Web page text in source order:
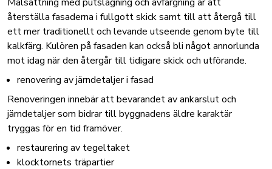
återställa fasaderna i fullgott skick samt till att återgå till
ett mer traditionellt och levande utseende genom byte till
kalkfärg. Kulören på fasaden kan också bli något annorlunda
mot idag när den återgår till tidigare skick och utförande.
renovering av järndetaljer i fasad
Renoveringen innebär att bevarandet av ankarslut och
järndetaljer som bidrar till byggnadens äldre karaktär
tryggas för en tid framöver.
restaurering av tegeltaket
klocktornets träpartier